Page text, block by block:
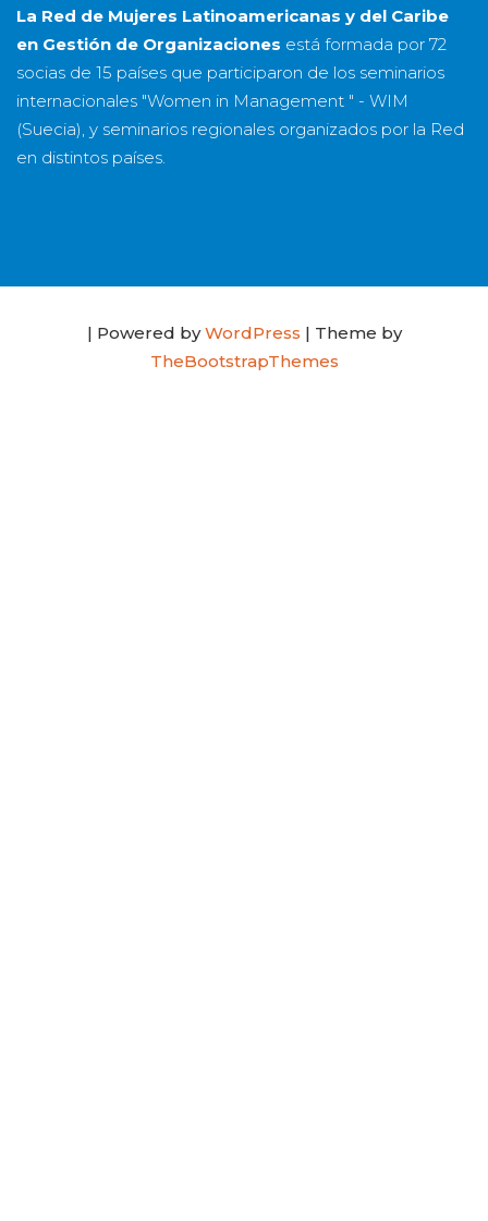
La Red de Mujeres Latinoamericanas y del Caribe
en Gestión de Organizaciones está formada por 72
socias de 15 países que participaron de los seminarios
internacionales "Women in Management " - WIM
(Suecia), y seminarios regionales organizados por la Red
en distintos países.
| Powered byWordPress | Theme by
TheBootstrapThemes